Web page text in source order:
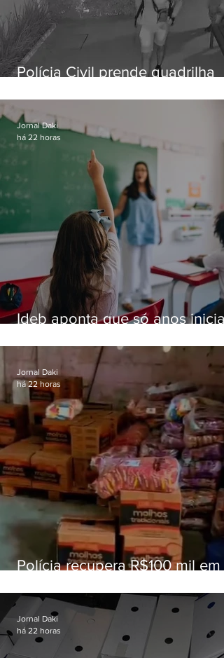
Polícia Civil prende quadrilha
residências de luxo no Rio
Ideb aponta que só anos
educação
Jornal Daki
há 22 horas
Polícia recupera R$100 mil em
Fluminense
Jornal Daki
há 22 horas
Jornal Daki
há 22 horas